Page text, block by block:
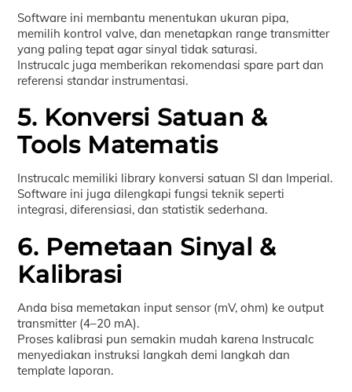
Software ini membantu menentukan ukuran pipa,
memilih kontrol valve, dan menetapkan range transmitter
yang paling tepat agar sinyal tidak saturasi.
Instrucalc juga memberikan rekomendasi spare part dan
referensi standar instrumentasi.
5. Konversi Satuan &
Tools Matematis
Instrucalc memiliki library konversi satuan SI dan Imperial.
Software ini juga dilengkapi fungsi teknik seperti
integrasi, diferensiasi, dan statistik sederhana.
6. Pemetaan Sinyal &
Kalibrasi
Anda bisa memetakan input sensor (mV, ohm) ke output
transmitter (4–20 mA).
Proses kalibrasi pun semakin mudah karena Instrucalc
menyediakan instruksi langkah demi langkah dan
template laporan.